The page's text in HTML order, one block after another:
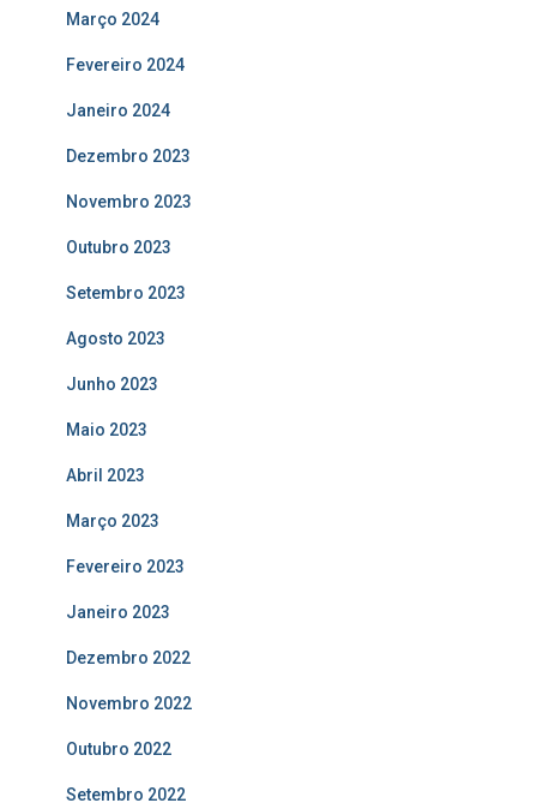
Março 2024
Fevereiro 2024
Janeiro 2024
Dezembro 2023
Novembro 2023
Outubro 2023
Setembro 2023
Agosto 2023
Junho 2023
Maio 2023
Abril 2023
Março 2023
Fevereiro 2023
Janeiro 2023
Dezembro 2022
Novembro 2022
Outubro 2022
Setembro 2022